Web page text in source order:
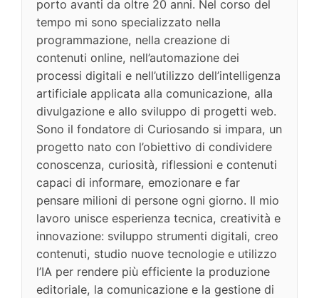
porto avanti da oltre 20 anni. Nel corso del
tempo mi sono specializzato nella
programmazione, nella creazione di
contenuti online, nell’automazione dei
processi digitali e nell’utilizzo dell’intelligenza
artificiale applicata alla comunicazione, alla
divulgazione e allo sviluppo di progetti web.
Sono il fondatore di Curiosando si impara, un
progetto nato con l’obiettivo di condividere
conoscenza, curiosità, riflessioni e contenuti
capaci di informare, emozionare e far
pensare milioni di persone ogni giorno. Il mio
lavoro unisce esperienza tecnica, creatività e
innovazione: sviluppo strumenti digitali, creo
contenuti, studio nuove tecnologie e utilizzo
l’IA per rendere più efficiente la produzione
editoriale, la comunicazione e la gestione di